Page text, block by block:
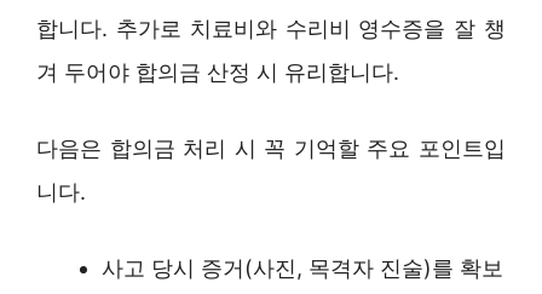
합니다. 추가로 치료비와 수리비 영수증을 잘 챙
겨 두어야 합의금 산정 시 유리합니다.
다음은 합의금 처리 시 꼭 기억할 주요 포인트입
니다.
사고 당시 증거(사진, 목격자 진술)를 확보